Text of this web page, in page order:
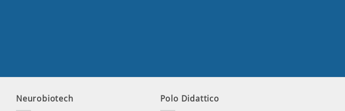
Neurobiotech Polo Didattico